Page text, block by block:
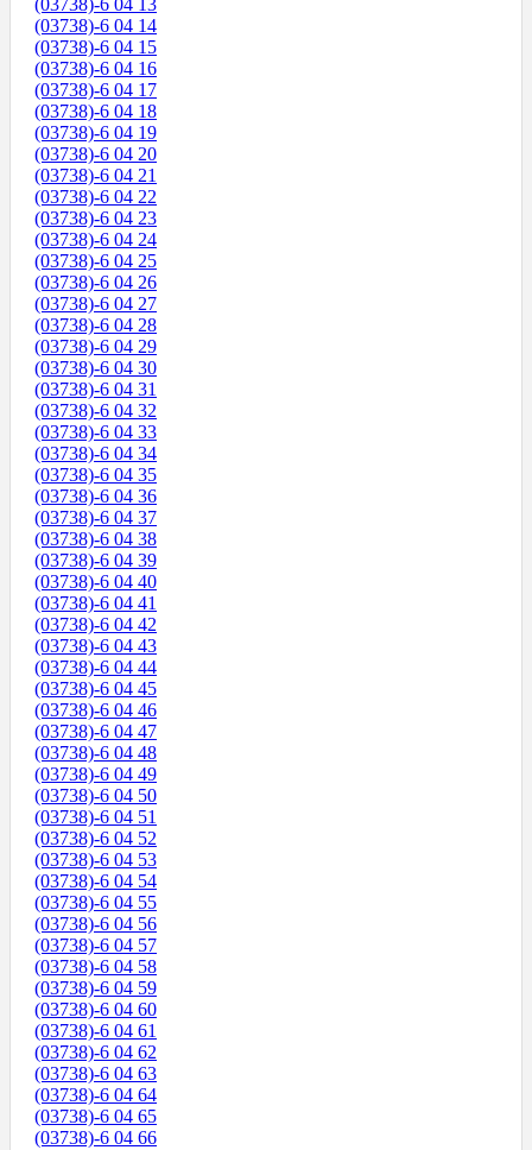
(03738)-6 04 13
(03738)-6 04 14
(03738)-6 04 15
(03738)-6 04 16
(03738)-6 04 17
(03738)-6 04 18
(03738)-6 04 19
(03738)-6 04 20
(03738)-6 04 21
(03738)-6 04 22
(03738)-6 04 23
(03738)-6 04 24
(03738)-6 04 25
(03738)-6 04 26
(03738)-6 04 27
(03738)-6 04 28
(03738)-6 04 29
(03738)-6 04 30
(03738)-6 04 31
(03738)-6 04 32
(03738)-6 04 33
(03738)-6 04 34
(03738)-6 04 35
(03738)-6 04 36
(03738)-6 04 37
(03738)-6 04 38
(03738)-6 04 39
(03738)-6 04 40
(03738)-6 04 41
(03738)-6 04 42
(03738)-6 04 43
(03738)-6 04 44
(03738)-6 04 45
(03738)-6 04 46
(03738)-6 04 47
(03738)-6 04 48
(03738)-6 04 49
(03738)-6 04 50
(03738)-6 04 51
(03738)-6 04 52
(03738)-6 04 53
(03738)-6 04 54
(03738)-6 04 55
(03738)-6 04 56
(03738)-6 04 57
(03738)-6 04 58
(03738)-6 04 59
(03738)-6 04 60
(03738)-6 04 61
(03738)-6 04 62
(03738)-6 04 63
(03738)-6 04 64
(03738)-6 04 65
(03738)-6 04 66